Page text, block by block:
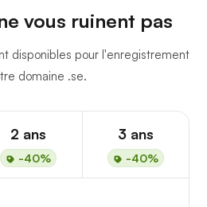
vous ruinent pas
disponibles pour l'enregistrement
domaine .se.
2 ans
-40%
3 ans
-40%